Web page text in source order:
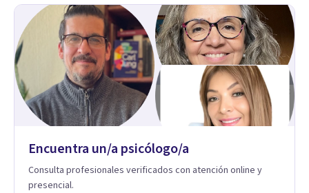
sintiéndote sostenida, acompañada y más segura de quién
eres. Mi misión es ayudarte a ordenar tu mundo interior, sanar
lo que aún pesa, fortalecer tu autoestima, transformar la
relación contigo misma y con quienes amas, y enseñarte
herramientas prácticas para navegar la vida familiar con amor,
límites sanos, serenidad y propósito. Trabajo desde una
mirada integral donde la mente, las emociones, la historia
familiar y la fe se encuentran para crear procesos
terapéuticos transformadores, cálidos y profundamente
en cada etapa de tu vida.
Encuentra un/a psicólogo/a
Consulta profesionales verificados con atención online y
presencial.